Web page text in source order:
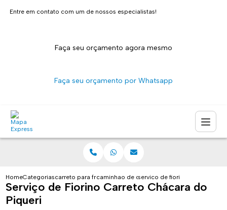
Entre em contato com um de nossos especialistas!
Faça seu orçamento agora mesmo
Faça seu orçamento por Whatsapp
HomeCategoriascarreto para fretescaminhao de carreto sao paulo
servico de fiorino carreto
Serviço de Fiorino Carreto Chácara do
Piqueri